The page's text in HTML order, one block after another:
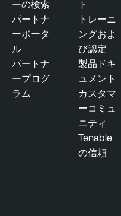
ーの検索
パートナ
ーポータ
ル
パートナ
ープログ
ラム
ト
トレーニ
ングおよ
び認定
製品ドキ
ュメント
カスタマ
ーコミュ
ニティ
Tenable
の信頼